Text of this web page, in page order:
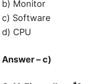
b) Monitor
c) Software
d) CPU
Answer – c)